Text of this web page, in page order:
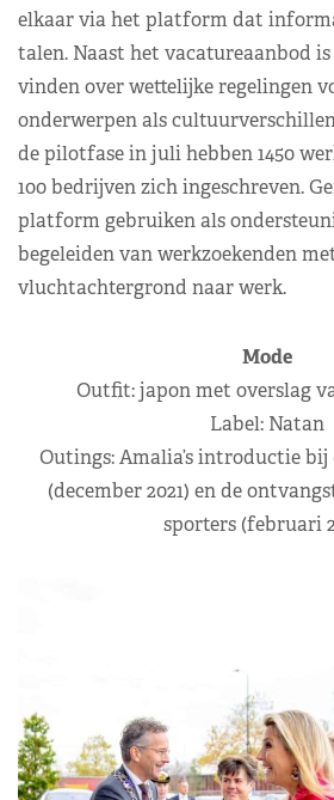
elkaar via het platform dat
talen. Naast het vacatureaanbod
vinden over wettelijke regelingen
onderwerpen als
de pilotfase in juli hebben 1450
100 bedrijven zich ingeschreven.
platform gebruiken als
begeleiden van werkzoekenden
vluchtachtergrond naar werk.
Mode
Outfit: japon met overslag
Label: Natan
Outings: Amalia’s introductie bij
(december 2021) en de
sporters (februari